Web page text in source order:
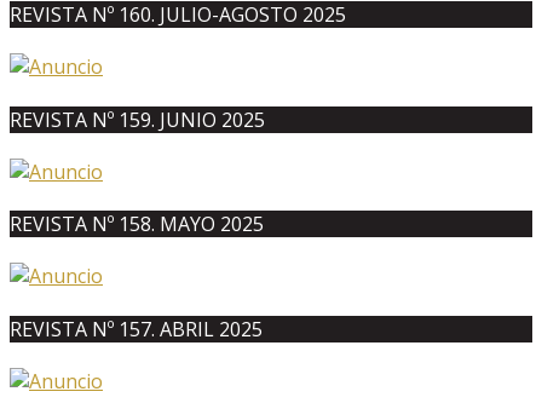
REVISTA Nº 160. JULIO-AGOSTO 2025
REVISTA Nº 159. JUNIO 2025
REVISTA Nº 158. MAYO 2025
REVISTA Nº 157. ABRIL 2025